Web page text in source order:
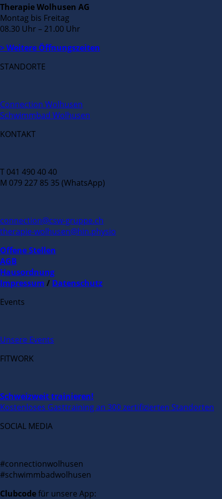
Therapie Wolhusen AG
Montag bis Freitag
08.30 Uhr – 21.00 Uhr
> Weitere Öffnungszeiten
STANDORTE
Connection Wolhusen
Schwimmbad Wolhusen
KONTAKT
T 041 490 40 40
M 079 227 85 35 (WhatsApp)
connection@csw-gruppe.ch
therapie-wolhusen@hin.physio
Offene Stellen
AGB
Hausordnung
Impressum / Datenschutz
Events
Unsere Events
FITWORK
Schweizweit trainieren!
Kostenloses Gasttraining an 300 zertifizierten Standorten
SOCIAL MEDIA
#connectionwolhusen
#schwimmbadwolhusen
Clubcodefür unsere App: